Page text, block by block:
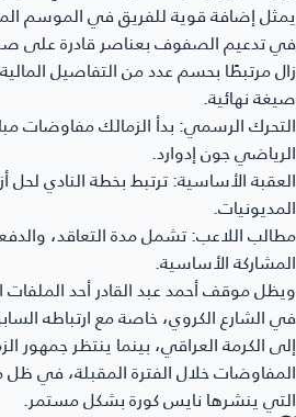
يمثل إضافة قوية للفريق في الموسم
في تدعيم الصفوف بعناصر قادرة على
زال مرتبطًا بحسم عدد من التفاصيل
صيغة نهائية.
التحرك الرسمي:بدأ الزمالك مفاوضات
الرياضي جون إدوارد.
العقبة الأساسية:ترتبط بخطة النادي لحل
المديونيات.
مطالب اللاعب:تشمل مدة التعاقد،
المشاركة الأساسية.
ويظل موقف أحمد عبد القادر أحد الملفات
في الشارع الكروي، خاصة مع ارتباطه
إلى الكرمة العراقي، بينما ينتظر جمهور
المفاوضات خلال الفترة المقبلة، في ظل
التي ينشرهانايس كورةبشكل مستمر.